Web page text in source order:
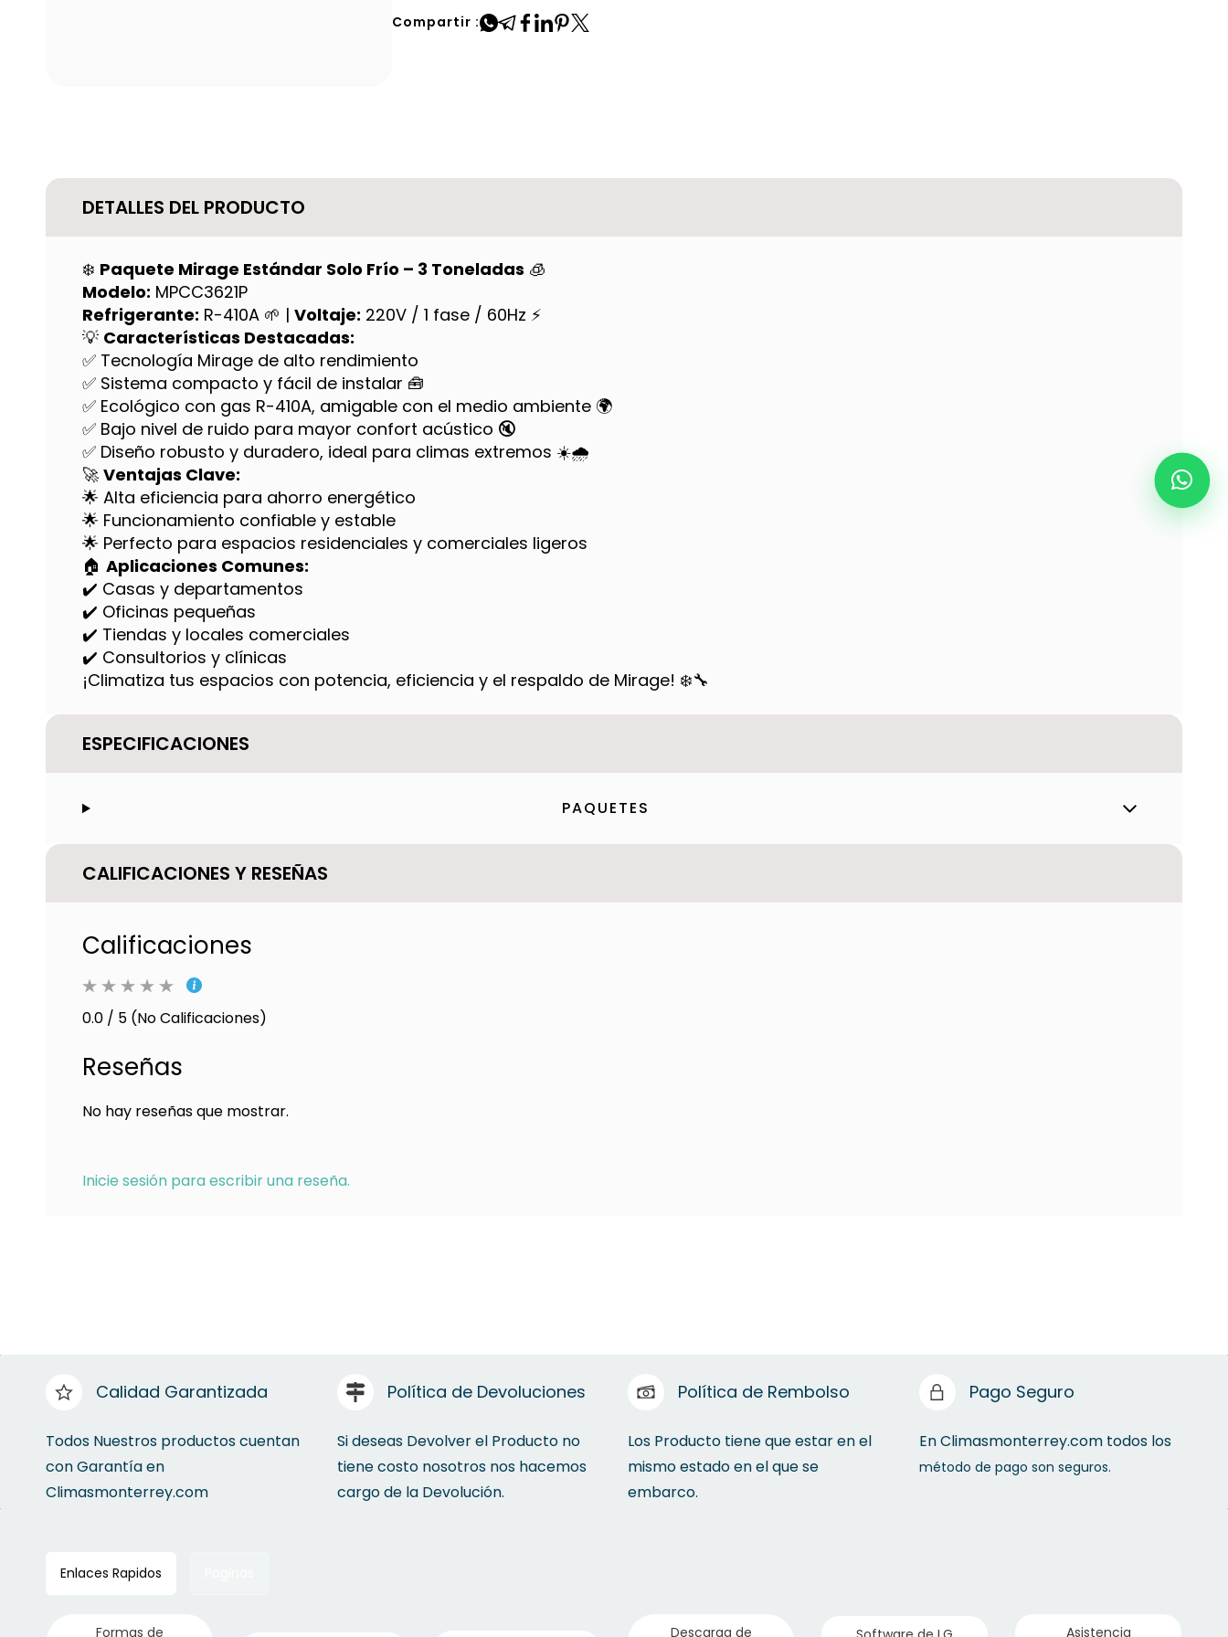
Compartir :
DETALLES DEL PRODUCTO
❄️ Paquete Mirage Estándar Solo Frío – 3 Toneladas 🧊
Modelo: MPCC3621P
Refrigerante: R-410A 🌱 | Voltaje: 220V / 1 fase / 60Hz ⚡
💡 Características Destacadas:
✅ Tecnología Mirage de alto rendimiento
✅ Sistema compacto y fácil de instalar 🧰
✅ Ecológico con gas R-410A, amigable con el medio ambiente 🌍
✅ Bajo nivel de ruido para mayor confort acústico 🔇
✅ Diseño robusto y duradero, ideal para climas extremos ☀️🌧️
🚀 Ventajas Clave:
🌟 Alta eficiencia para ahorro energético
🌟 Funcionamiento confiable y estable
🌟 Perfecto para espacios residenciales y comerciales ligeros
🏠 Aplicaciones Comunes:
✔️ Casas y departamentos
✔️ Oficinas pequeñas
✔️ Tiendas y locales comerciales
✔️ Consultorios y clínicas
¡Climatiza tus espacios con potencia, eficiencia y el respaldo de Mirage! ❄️🔧
ESPECIFICACIONES
PAQUETES
CALIFICACIONES Y RESEÑAS
Calificaciones
0.0 / 5 (No Calificaciones)
Reseñas
No hay reseñas que mostrar.
Inicie sesión para escribir una reseña.
Calidad Garantizada
Todos Nuestros productos cuentan
con Garantía en
Climasmonterrey.com
Política de Devoluciones
Si deseas Devolver el Producto no
tiene costo nosotros nos hacemos
cargo de la Devolución.
Política de Rembolso
Los Producto tiene que estar en el
mismo estado en el que se
embarco.
Pago Seguro
En Climasmonterrey.com todos los
método de pago son seguros.
Enlaces Rapidos
Formas de Descarga de Asistencia